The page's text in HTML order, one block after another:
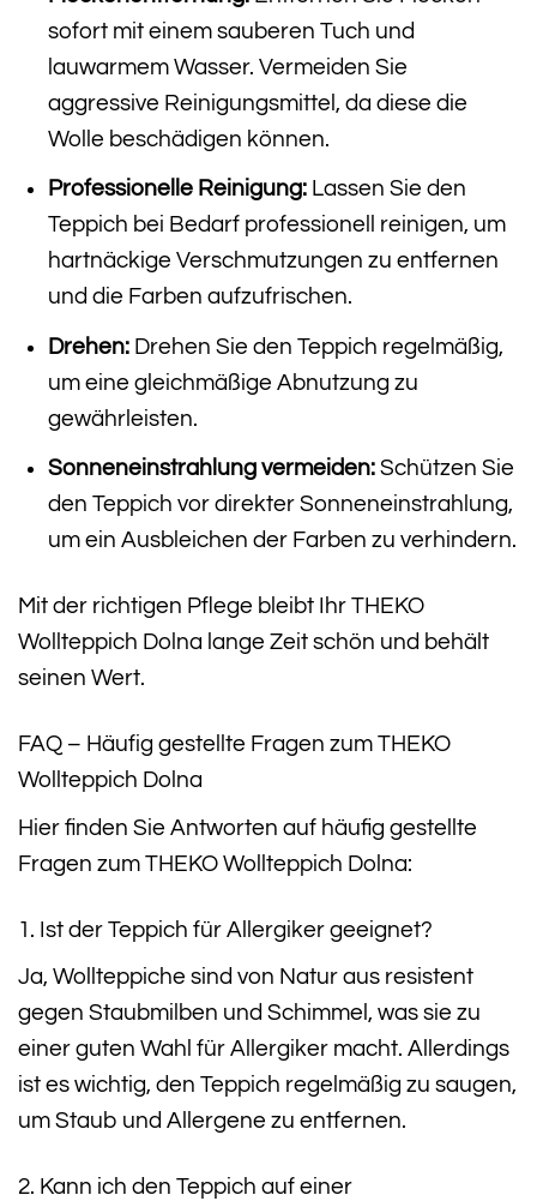
sofort mit einem sauberen Tuch und
lauwarmem Wasser. Vermeiden Sie
aggressive Reinigungsmittel, da diese die
Wolle beschädigen können.
Professionelle Reinigung:Lassen Sie den
Teppich bei Bedarf professionell reinigen, um
hartnäckige Verschmutzungen zu entfernen
und die Farben aufzufrischen.
Drehen:Drehen Sie den Teppich regelmäßig,
um eine gleichmäßige Abnutzung zu
gewährleisten.
Sonneneinstrahlung vermeiden:Schützen Sie
den Teppich vor direkter Sonneneinstrahlung,
um ein Ausbleichen der Farben zu verhindern.
Mit der richtigen Pflege bleibt Ihr THEKO
Wollteppich Dolna lange Zeit schön und behält
seinen Wert.
FAQ – Häufig gestellte Fragen zum THEKO
Wollteppich Dolna
Hier finden Sie Antworten auf häufig gestellte
Fragen zum THEKO Wollteppich Dolna:
1. Ist der Teppich für Allergiker geeignet?
Ja, Wollteppiche sind von Natur aus resistent
gegen Staubmilben und Schimmel, was sie zu
einer guten Wahl für Allergiker macht. Allerdings
ist es wichtig, den Teppich regelmäßig zu saugen,
um Staub und Allergene zu entfernen.
2. Kann ich den Teppich auf einer